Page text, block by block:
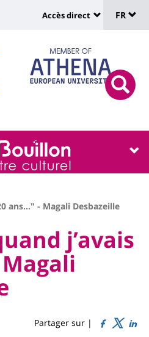
Site
:
Shortcut
links
Accès direct
de
FR
ans…" - Magali Desbazeille
j’avais
Partager sur |